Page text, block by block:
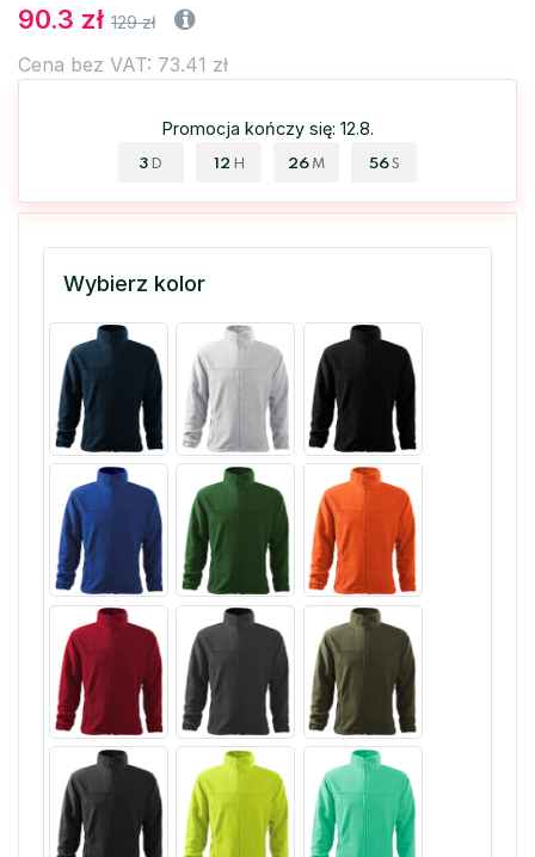
90.3 zł 129 zł
Cena bez VAT: 73.41 zł
Promocja kończy się: 12.8.
3 D 12 H 26 M 56 S
Wybierz kolor